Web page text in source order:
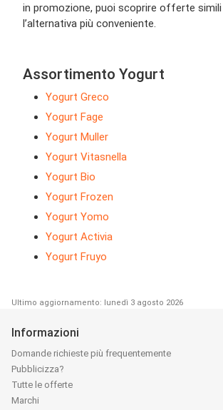
in promozione, puoi scoprire offerte
l’alternativa più conveniente.
Assortimento Yogurt
Yogurt Greco
Yogurt Fage
Yogurt Muller
Yogurt Vitasnella
Yogurt Bio
Yogurt Frozen
Yogurt Yomo
Yogurt Activia
Yogurt Fruyo
Ultimo aggiornamento: lunedì 3 agosto 2026
Informazioni
Domande richieste più frequentemente
Pubblicizza?
Tutte le offerte
Marchi